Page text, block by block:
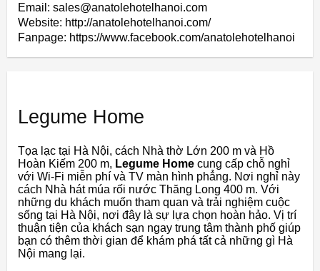
Email: sales@anatolehotelhanoi.com
Website: http://anatolehotelhanoi.com/
Fanpage: https://www.facebook.com/anatolehotelhanoi
Legume Home
Tọa lạc tại Hà Nội, cách Nhà thờ Lớn 200 m và Hồ
Hoàn Kiếm 200 m, Legume Home cung cấp chỗ nghỉ
với Wi-Fi miễn phí và TV màn hình phẳng. Nơi nghỉ này
cách Nhà hát múa rối nước Thăng Long 400 m. Với
những du khách muốn tham quan và trải nghiệm cuộc
sống tại Hà Nội, nơi đây là sự lựa chọn hoàn hảo. Vị trí
thuận tiện của khách sạn ngay trung tâm thành phố giúp
bạn có thêm thời gian để khám phá tất cả những gì Hà
Nội mang lại.